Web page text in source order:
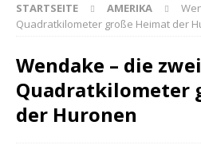
STARTSEITE AMERIKA
Quadratkilometer große Heimat der
Wendake – die zwei
Quadratkilometer
der Huronen